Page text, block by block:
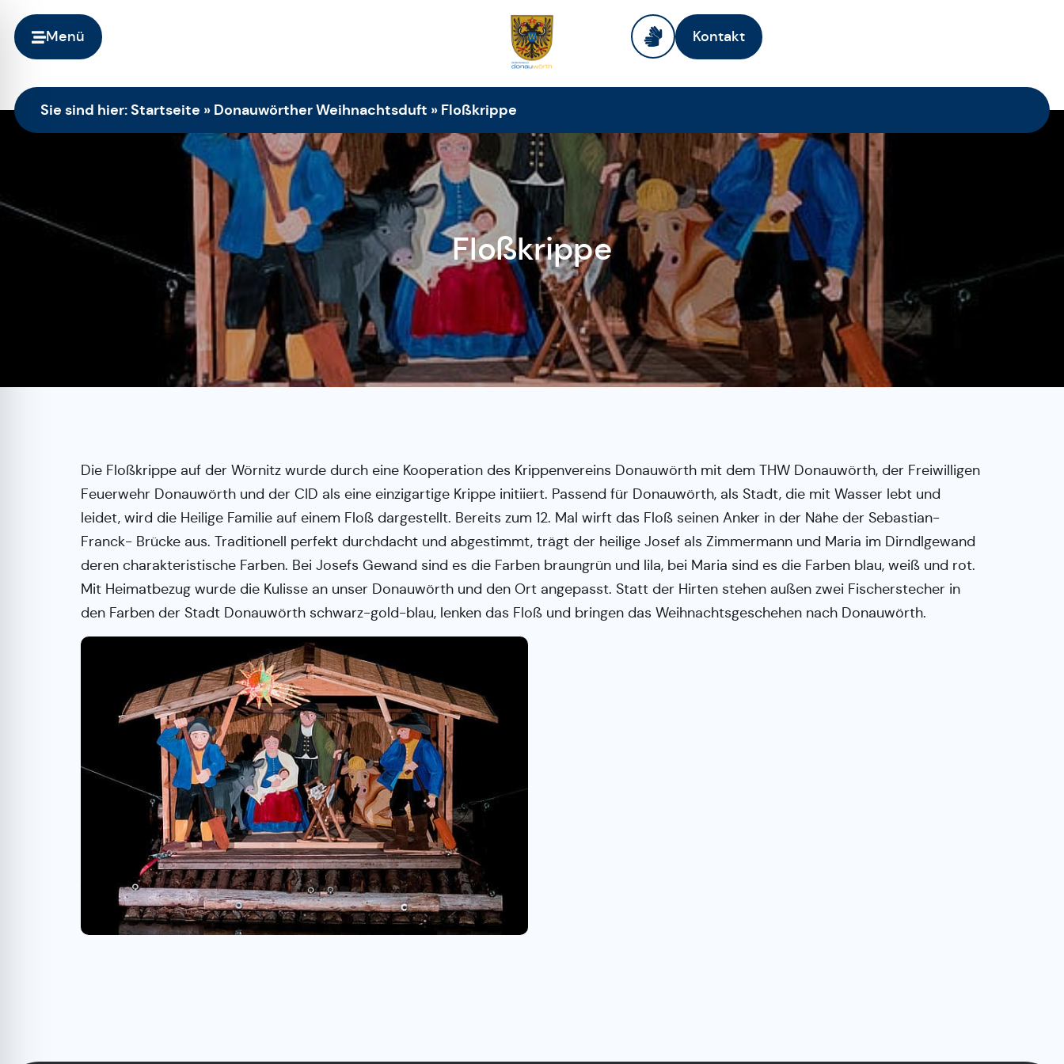
Menü Kontakt
Sie sind hier:Startseite » Donauwörther Weihnachtsduft » Floßkrippe
Floßkrippe
Die Floßkrippe auf der Wörnitz wurde durch eine Kooperation des Krippenvereins Donauwörth mit dem THW Donauwörth, der Freiwilligen
Feuerwehr Donauwörth und der CID als eine einzigartige Krippe initiiert. Passend für Donauwörth, als Stadt, die mit Wasser lebt und
leidet, wird die Heilige Familie auf einem Floß dargestellt. Bereits zum 12. Mal wirft das Floß seinen Anker in der Nähe der Sebastian-
Franck- Brücke aus. Traditionell perfekt durchdacht und abgestimmt, trägt der heilige Josef als Zimmermann und Maria im Dirndlgewand
deren charakteristische Farben. Bei Josefs Gewand sind es die Farben braungrün und lila, bei Maria sind es die Farben blau, weiß und rot.
Mit Heimatbezug wurde die Kulisse an unser Donauwörth und den Ort angepasst. Statt der Hirten stehen außen zwei Fischerstecher in
den Farben der Stadt Donauwörth schwarz-gold-blau, lenken das Floß und bringen das Weihnachtsgeschehen nach Donauwörth.